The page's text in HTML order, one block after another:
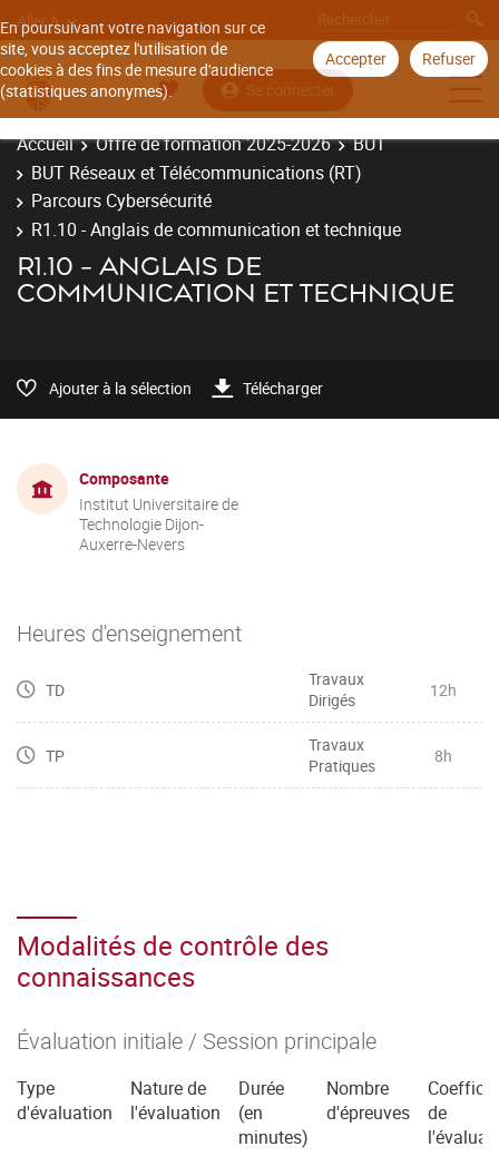
En poursuivant votre navigation sur ce
site, vous acceptez l'utilisation de
cookies à des fins de mesure d'audience
(statistiques anonymes).
Accepter Refuser
Aller à
Se connecter
Accueil Offre de formation 2025-2026
BUT
BUT Réseaux et Télécommunications (RT)
Parcours Cybersécurité
R1.10 - Anglais de communication et technique
R1.10 - ANGLAIS DE
COMMUNICATION ET TECHNIQUE
Ajouter à la sélection Télécharger
Composante
Institut Universitaire de
Technologie Dijon-
Auxerre-Nevers
Heures d'enseignement
TD
Travaux
Dirigés
12h
TP
Travaux
Pratiques
8h
Modalités de contrôle des
connaissances
Évaluation initiale / Session principale
Type
d'évaluation
Nature de
l'évaluation
Durée
(en
minutes)
Nombre
d'épreuves
de